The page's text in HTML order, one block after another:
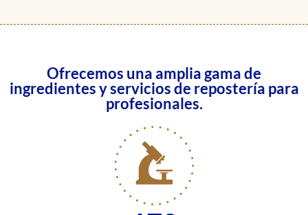
Ofrecemos una amplia gama de
ingredientes y servicios de repostería para
profesionales.